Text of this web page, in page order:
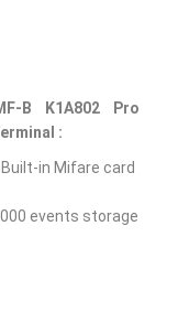
B K1A802 Pro
:
in Mifare card
events storage